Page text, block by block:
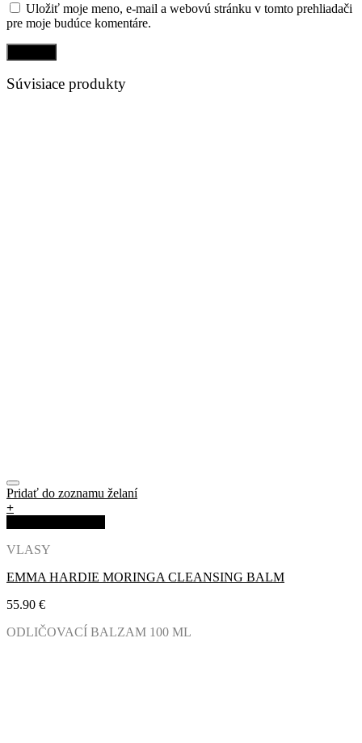
Uložiť moje meno, e-mail a webovú stránku v tomto prehliadači
pre moje budúce komentáre.
Súvisiace produkty
Pridať do zoznamu želaní
+
VLASY
EMMA HARDIE MORINGA CLEANSING BALM
55.90 €
ODLIČOVACÍ BALZAM 100 ML